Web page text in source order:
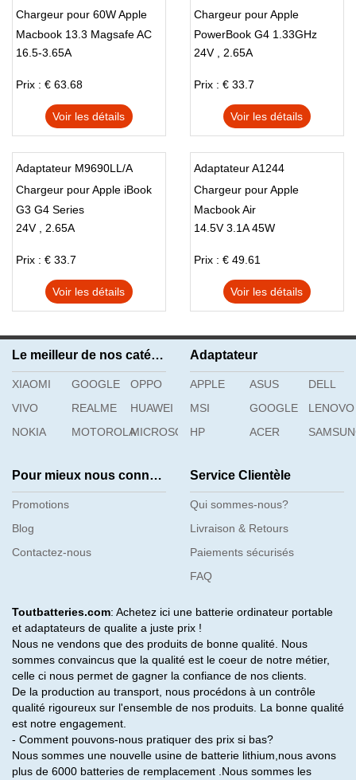
Chargeur pour 60W Apple
Macbook 13.3 Magsafe AC
Adapter A1184
16.5-3.65A
Prix : € 63.68
Voir les détails
Chargeur pour Apple
PowerBook G4 1.33GHz
12.1inch DVI FW800
24V , 2.65A
Prix : € 33.7
Voir les détails
Adaptateur M9690LL/A
Chargeur pour Apple iBook
G3 G4 Series
24V , 2.65A
Prix : € 33.7
Voir les détails
Adaptateur A1244
Chargeur pour Apple
Macbook Air
14.5V 3.1A 45W
Prix : € 49.61
Voir les détails
Le meilleur de nos catégories
XIAOMI GOOGLE
OPPO
VIVO
REALME
HUAWEI
NOKIA
MOTOROLAMICROSOFT
Adaptateur
APPLE ASUS
DELL
MSI
GOOGLE
LENOVO
HP
ACER
Pour mieux nous connaître
Promotions
Blog
Contactez-nous
Service Clientèle
Qui sommes-nous?
Livraison & Retours
Paiements sécurisés
FAQ
Toutbatteries.com: Achetez ici une batterie ordinateur portable
et adaptateurs de qualite a juste prix !
Nous ne vendons que des produits de bonne qualité. Nous
sommes convaincus que la qualité est le coeur de notre métier,
celle ci nous permet de gagner la confiance de nos clients.
De la production au transport, nous procédons à un contrôle
qualité rigoureux sur l'ensemble de nos produits. La bonne qualité
est notre engagement.
- Comment pouvons-nous pratiquer des prix si bas?
Nous sommes une nouvelle usine de batterie lithium,nous avons
plus de 6000 batteries de remplacement .Nous sommes les